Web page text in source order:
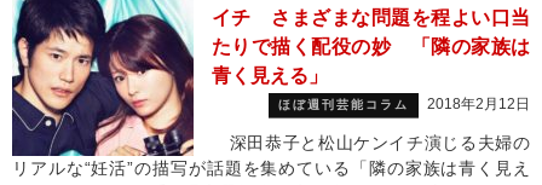
イチ さまざまな問題を程よい口当
たりで描く配役の妙 「隣の家族は
青く見える」
ほぼ週刊芸能コラム 2018年2月12日
深田恭子と松山ケンイチ演じる夫婦の
リアルな“妊活”の描写が話題を集めている「隣の家族は青く見え